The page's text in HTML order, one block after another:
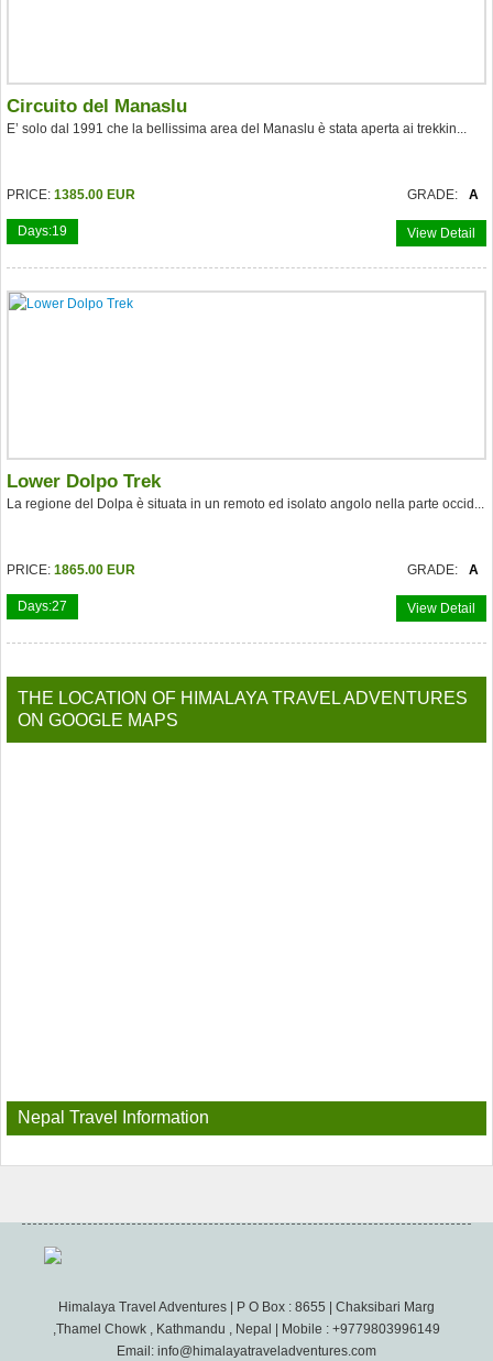
Circuito del Manaslu
E’ solo dal 1991 che la bellissima area del Manaslu è stata aperta ai trekkin...
PRICE: 1385.00 EUR GRADE: A
Days:19 View Detail
Lower Dolpo Trek
La regione del Dolpa è situata in un remoto ed isolato angolo nella parte occid...
PRICE: 1865.00 EUR GRADE: A
Days:27 View Detail
THE LOCATION OF HIMALAYA TRAVEL ADVENTURES
ON GOOGLE MAPS
Nepal Travel Information
Himalaya Travel Adventures | P O Box : 8655 | Chaksibari Marg
,Thamel Chowk , Kathmandu , Nepal | Mobile : +9779803996149
Email: info@himalayatraveladventures.com